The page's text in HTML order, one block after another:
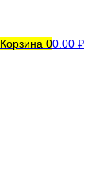
Корзина 00.00 ₽